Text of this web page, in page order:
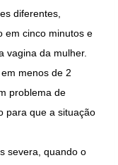
diferentes,
em cinco minutos e
vagina da mulher.
menos de 2
problema de
para que a situação
severa, quando o